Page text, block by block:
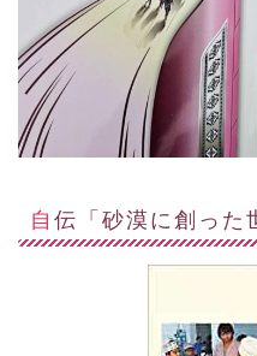
自伝「砂漠に創っ